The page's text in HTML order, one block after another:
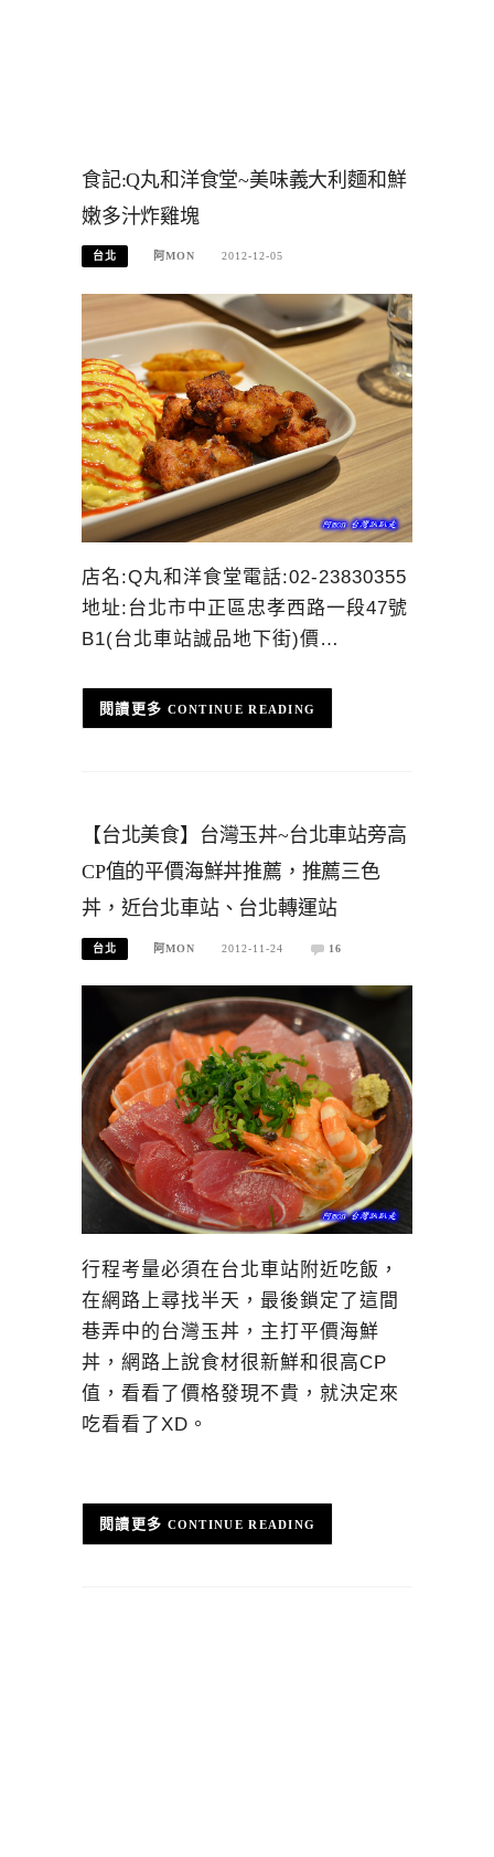
食記:Q丸和洋食堂~美味義大利麵和鮮
嫩多汁炸雞塊
台北 阿MON 2012-12-05
店名:Q丸和洋食堂電話:02-23830355
地址:台北市中正區忠孝西路一段47號
B1(台北車站誠品地下街)價…
CONTINUE READING
【台北美食】台灣玉丼~台北車站旁高
CP值的平價海鮮丼推薦，推薦三色
丼，近台北車站、台北轉運站
台北 阿MON 2012-11-24 16
行程考量必須在台北車站附近吃飯，
在網路上尋找半天，最後鎖定了這間
巷弄中的台灣玉丼，主打平價海鮮
丼，網路上說食材很新鮮和很高CP
值，看看了價格發現不貴，就決定來
吃看看了XD。
CONTINUE READING